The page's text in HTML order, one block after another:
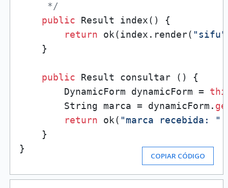
     */
public Result index() {
return ok(index.render( "sifu"
    }
public Result consultar () {
        DynamicForm dynamicForm =
        String marca = dynamicForm.
return ok( "marca recebida: "
    }
}
COPIAR CÓDIGO